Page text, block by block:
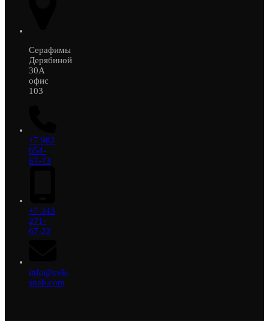
Серафимы
Дерябиной
30А
офис
103
+7 982
654-
67-73
+7 343
271-
67-22
info@ovk-
snab.com